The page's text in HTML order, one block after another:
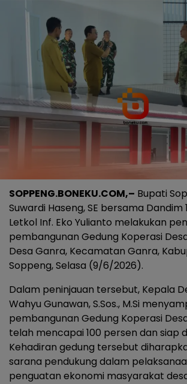
SOPPENG.BONEKU.COM,– Bupati
Suwardi Haseng, SE bersama Dandim
Letkol Inf. Eko Yulianto melakukan
pembangunan Gedung Koperasi
Desa Ganra, Kecamatan Ganra,
Soppeng, Selasa (9/6/2026).
Dalam peninjauan tersebut, Kepala
Wahyu Gunawan, S.Sos., M.Si
pembangunan Gedung Koperasi
telah mencapai 100 persen dan siap
Kehadiran gedung tersebut
sarana pendukung dalam
penguatan ekonomi masyarakat